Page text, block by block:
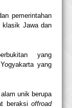
pemerintahan
klasik Jawa dan
yang
yang
unik berupa
beraksi offroad